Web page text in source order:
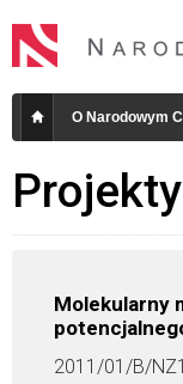
O Narodowym
Molekularny
2011/01/B/